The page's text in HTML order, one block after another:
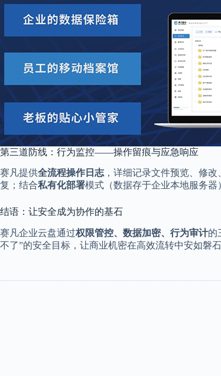
第三道防线：行为监控——操作留痕与应急响应
赛凡提供全流程操作日志 ，详细记录文件预览、修
复；结合私有化部署模式（数据存于企业本地服务器
结语：让安全成为协作的基石
赛凡企业云盘通过权限管控、数据加密、行为审计的
不了”的安全目标，让商业机密在高效流转中安如磐石